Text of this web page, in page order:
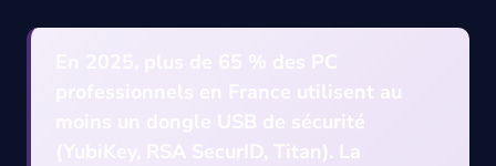
En 2025, plus de 65 % des PC
professionnels en France utilisent au
moins un dongle USB de sécurité
(YubiKey, RSA SecurID, Titan). La